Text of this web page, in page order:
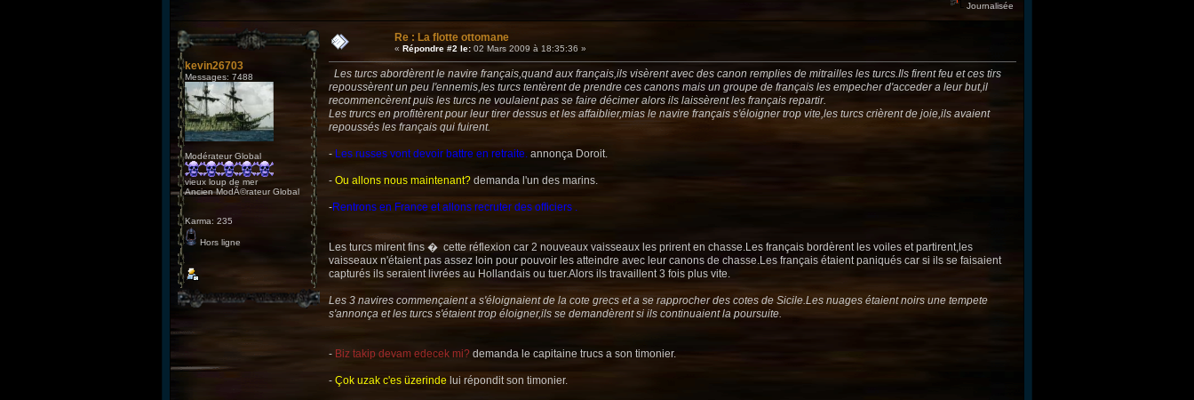
Journalisée
kevin26703
Messages: 7488
Modérateur Global
vieux loup de mer
Ancien ModÃ©rateur Global
Karma: 235
Hors ligne
Re : La flotte ottomane
« Répondre #2 le: 02 Mars 2009 à 18:35:36 »
Les turcs abordèrent le navire français,quand aux français,ils visèrent avec des canon remplies de mitrailles les turcs.Ils firent feu et ces tirs
repoussèrent un peu l'ennemis,les turcs tentèrent de prendre ces canons mais un groupe de français les empecher d'acceder a leur but,il
recommencèrent puis les turcs ne voulaient pas se faire décimer alors ils laissèrent les français repartir.
Les trurcs en profitèrent pour leur tirer dessus et les affaiblier,mias le navire français s'éloigner trop vite,les turcs crièrent de joie,ils avaient
repoussés les français qui fuirent.
- Les russes vont devoir battre en retraite. annonça Doroit.
- Ou allons nous maintenant? demanda l'un des marins.
-Rentrons en France et allons recruter des officiers .
Les turcs mirent fins � cette réflexion car 2 nouveaux vaisseaux les prirent en chasse.Les français bordèrent les voiles et partirent,les
vaisseaux n'étaient pas assez loin pour pouvoir les atteindre avec leur canons de chasse.Les français étaient paniqués car si ils se faisaient
capturés ils seraient livrées au Hollandais ou tuer.Alors ils travaillent 3 fois plus vite.
Les 3 navires commençaient a s'éloignaient de la cote grecs et a se rapprocher des cotes de Sicile.Les nuages étaient noirs une tempete
s'annonça et les turcs s'étaient trop éloigner,ils se demandèrent si ils continuaient la poursuite.
- Biz takip devam edecek mi? demanda le capitaine trucs a son timonier.
- Çok uzak c'es üzerinde lui répondit son timonier.